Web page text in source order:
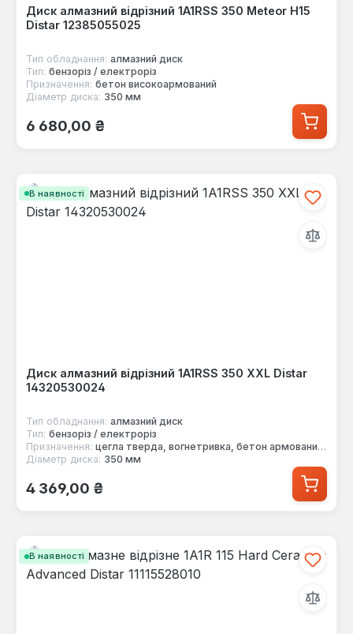
Диск алмазний відрізний 1A1RSS 350 Meteor H15
Distar 12385055025
Тип обладнання: алмазний диск
Тип: бензоріз / електроріз
Призначення: бетон високоармований
Діаметр диска: 350 мм
Звичайна ціна:
6 680,00 ₴
В наявності
Диск алмазний відрізний 1A1RSS 350 XXL Distar
14320530024
Тип обладнання: алмазний диск
Тип: бензоріз / електроріз
Призначення: цегла тверда, вогнетривка, бетон армований, тротуарна плитка
Діаметр диска: 350 мм
Звичайна ціна:
4 369,00 ₴
В наявності